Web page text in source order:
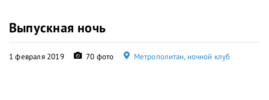
Выпускная ночь
1 февраля 2019 70 фото Метрополитан, ночной клуб